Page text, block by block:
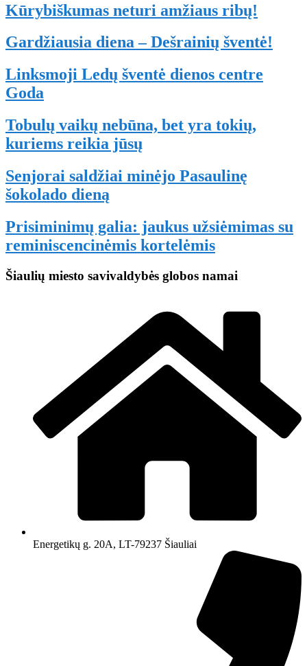
Kūrybiškumas neturi amžiaus ribų!
Gardžiausia diena – Dešrainių šventė!
Linksmoji Ledų šventė dienos centre
Goda
Tobulų vaikų nebūna, bet yra tokių,
kuriems reikia jūsų
Senjorai saldžiai minėjo Pasaulinę
šokolado dieną
Prisiminimų galia: jaukus užsiėmimas su
reminiscencinėmis kortelėmis
Šiaulių miesto savivaldybės globos namai
Energetikų g. 20A, LT-79237 Šiauliai